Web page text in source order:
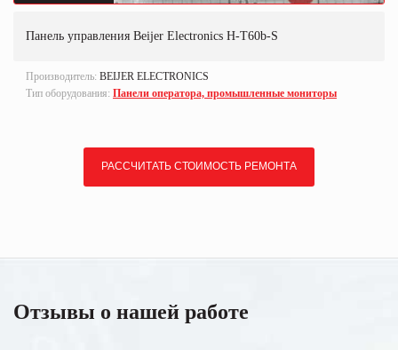
Панель управления Beijer Electronics H-T60b-S
Производитель: BEIJER ELECTRONICS
Тип оборудования: Панели оператора, промышленные мониторы
РАССЧИТАТЬ СТОИМОСТЬ РЕМОНТА
Отзывы о нашей работе